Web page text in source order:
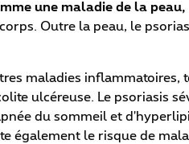
une maladie de la
Outre la peau, le
maladies
ulcéreuse. Le psoriasis
du sommeil et
également le risque de